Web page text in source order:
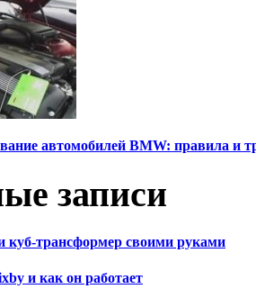
автомобилей BMW: правила и
записи
куб-трансформер своими руками
и как он работает